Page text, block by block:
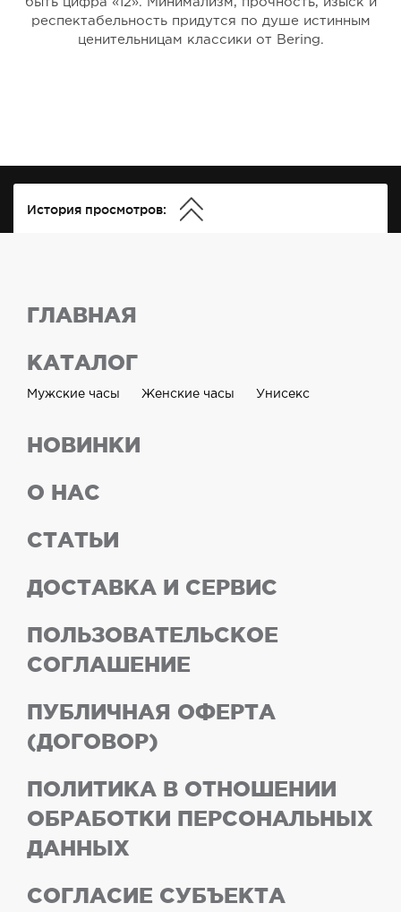
респектабельность придутся по душе истинным
ценительницам классики от Bering.
История просмотров:
ГЛАВНАЯ
КАТАЛОГ
Мужские часы Женские часы Унисекс
НОВИНКИ
О НАС
СТАТЬИ
ДОСТАВКА И СЕРВИС
ПОЛЬЗОВАТЕЛЬСКОЕ
СОГЛАШЕНИЕ
ПУБЛИЧНАЯ ОФЕРТА
(ДОГОВОР)
ПОЛИТИКА В ОТНОШЕНИИ
ОБРАБОТКИ ПЕРСОНАЛЬНЫХ
ДАННЫХ
СОГЛАСИЕ СУБЪЕКТА